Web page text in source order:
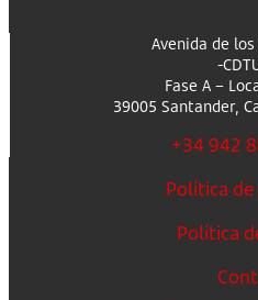
Avenida de
-
Fase A –
39005 Santander,
+34 942
Política
Política